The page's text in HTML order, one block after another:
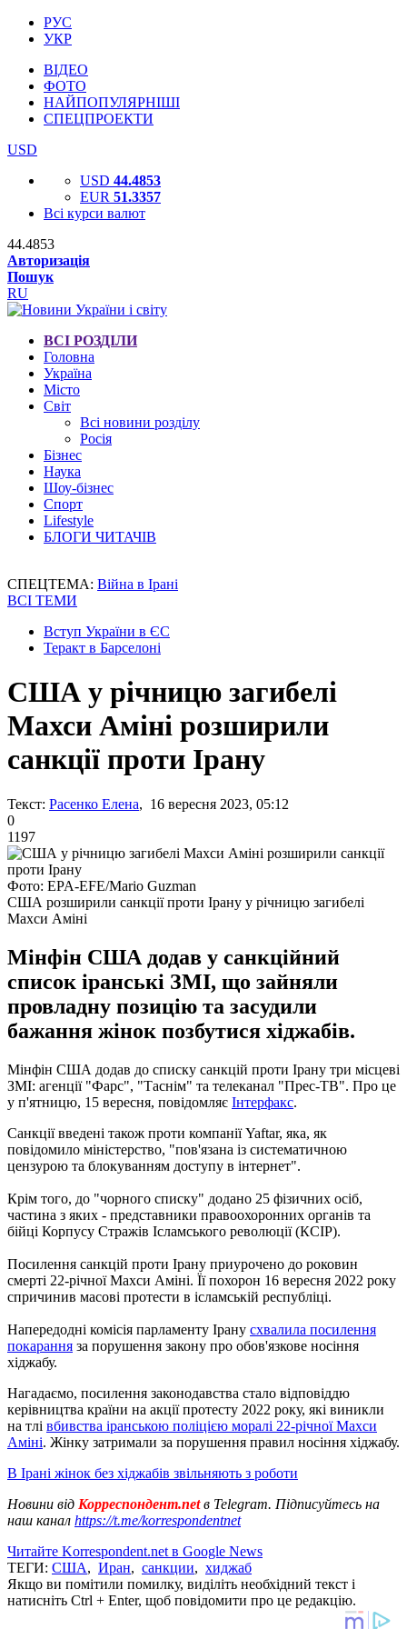
РУС
УКР
ВІДЕО
ФОТО
НАЙПОПУЛЯРНІШІ
СПЕЦПРОЕКТИ
USD
USD 44.4853
EUR 51.3357
Всі курси валют
44.4853
Авторизація
Пошук
RU
ВСІ РОЗДІЛИ
Головна
Україна
Місто
Світ
Всі новини розділу
Росія
Бізнес
Наука
Шоу-бізнес
Спорт
Lifestyle
БЛОГИ ЧИТАЧІВ
СПЕЦТЕМА: Війна в Ірані
ВСІ ТЕМИ
Вступ України в ЄС
Теракт в Барселоні
США у річницю загибелі
Махси Аміні розширили
санкції проти Ірану
Текст: Расенко Елена, 16 вересня 2023, 05:12
0
1197
Фото: EPA-EFE/Mario Guzman
США розширили санкції проти Ірану у річницю загибелі
Махси Аміні
Мінфін США додав у санкційний
список іранські ЗМІ, що зайняли
провладну позицію та засудили
бажання жінок позбутися хіджабів.
Мінфін США додав до списку санкцій проти Ірану три місцеві
ЗМІ: агенції "Фарс", "Таснім" та телеканал "Прес-ТВ". Про це
у п'ятницю, 15 вересня, повідомляє Інтерфакс.
Санкції введені також проти компанії Yaftar, яка, як
повідомило міністерство, "пов'язана із систематичною
цензурою та блокуванням доступу в інтернет".
Крім того, до "чорного списку" додано 25 фізичних осіб,
частина з яких - представники правоохоронних органів та
бійці Корпусу Стражів Ісламського революції (КСІР).
Посилення санкцій проти Ірану приурочено до роковин
смерті 22-річної Махси Аміні. Її похорон 16 вересня 2022 року
спричинив масові протести в ісламській республіці.
Напередодні комісія парламенту Ірану схвалила посилення
покарання за порушення закону про обов'язкове носіння
хіджабу.
Нагадаємо, посилення законодавства стало відповіддю
керівництва країни на акції протесту 2022 року, які виникли
на тлі вбивства іранською поліцією моралі 22-річної Махси
Аміні. Жінку затримали за порушення правил носіння хіджабу.
В Ірані жінок без хіджабів звільняють з роботи
Новини від Корреспондент.netв Telegram. Підписуйтесь на
наш канал https://t.me/korrespondentnet
Читайте Korrespondent.net в Google News
ТЕГИ: США, Иран, санкции, хиджаб
Якщо ви помітили помилку, виділіть необхідний текст і
натисніть Ctrl + Enter, щоб повідомити про це редакцію.